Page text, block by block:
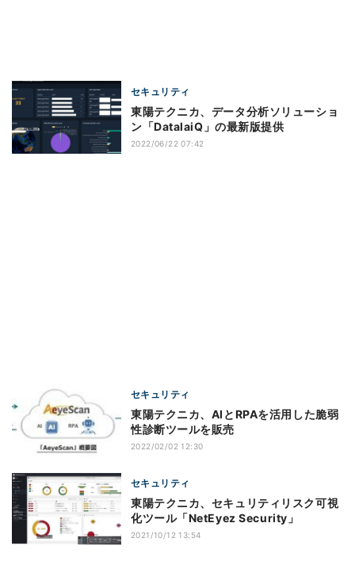
セキュリティ
東陽テクニカ、データ分析ソリューショ
ン「DatalaiQ」の最新版提供
2022/06/22 07:42
セキュリティ
東陽テクニカ、AIとRPAを活用した脆弱
性診断ツールを販売
2022/02/02 12:30
セキュリティ
東陽テクニカ、セキュリティリスク可視
化ツール「NetEyez Security」
2021/10/12 13:54